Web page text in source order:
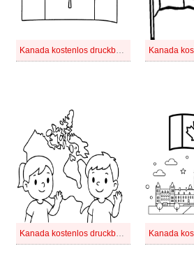
Kanada kostenlos druckbare basisch
Kanada kostenlos druckbare für Kinder